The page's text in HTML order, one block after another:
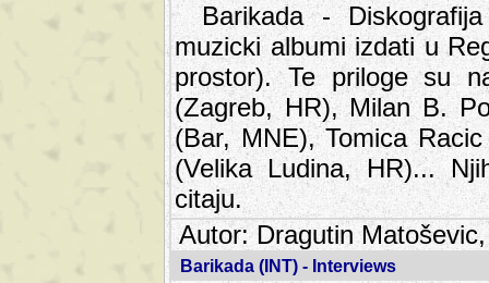
Barikada -
muzicki albumi izdati u
prostor). Te priloge su
(Zagreb, HR), Milan B.
(Bar, MNE), Tomica
(Velika Ludina, HR)...
citaju.
Autor: Dragutin
Barikada (INT) - Interviews